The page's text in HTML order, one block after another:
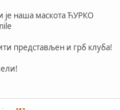
је наша маскота ЋУРКО
представљен и грб клуба!